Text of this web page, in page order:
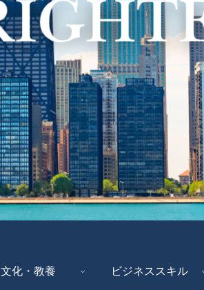
文化・教養 ビジネススキル